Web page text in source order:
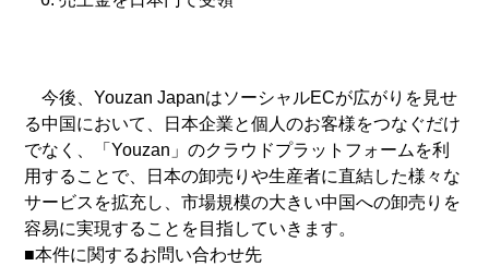
今後、Youzan JapanはソーシャルECが広がりを見せ
る中国において、日本企業と個人のお客様をつなぐだけ
でなく、「Youzan」のクラウドプラットフォームを利
用することで、日本の卸売りや生産者に直結した様々な
サービスを拡充し、市場規模の大きい中国への卸売りを
容易に実現することを目指していきます。
■本件に関するお問い合わせ先